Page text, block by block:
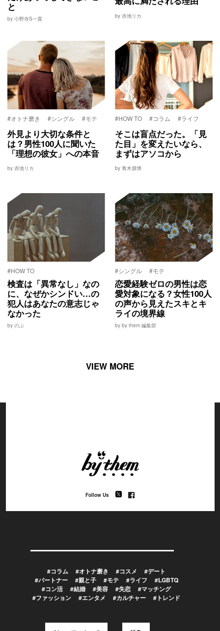
と
by 小野寺S一貴 by 赤池リカ
#オトナ磨き #シングル #モテ
外見より大切な条件と
は？男性100人に聞いた
「理想の彼女」への本音
by 赤池リカ
#HOW TO #コラム #ライフ
そこは盲点だった。「見
た目」を変えたいなら、
まずはアソコから
by 青木朋博
#HOW TO
検査は「異常なし」なの
に、なぜかシンドい…の
犯人はあなたの意志じゃ
なかった
by のぶ
#シングル #モテ
恋愛経験ゼロの男性は恋
愛対象になる？女性100人
の声から見えたスキとキ
ライの境界線
by by them 編集部
VIEW MORE
Follow Us
#コラム #オトナ磨き #コスメ
#デート
#パートナー
#親と子 #モテ #ライフ
#LGBTQ
#コン活
#結婚 #美容 #失恋
#マッチング
#ファッション
#エンタメ #カルチャー #トレンド